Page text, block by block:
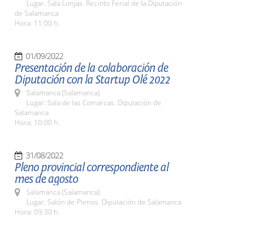
Lugar: Sala Lonjas. Recinto Ferial de la Diputación
de Salamanca
Hora: 11:00 h.
01/09/2022
Presentación de la colaboración de
Diputación con la Startup Olé 2022
Salamanca (Salamanca)
Lugar: Sala de las Comarcas. Diputación de
Salamanca
Hora: 10:00 h.
31/08/2022
Pleno provincial correspondiente al
mes de agosto
Salamanca (Salamanca)
Lugar: Salón de Plenos. Diputación de Salamanca
Hora: 09:30 h.